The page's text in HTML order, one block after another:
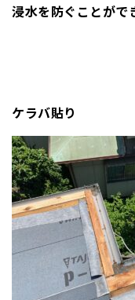
浸水を防ぐことがで
ケラバ貼り